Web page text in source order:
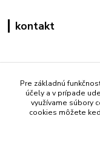
kontakt
+421
(Po - Pia
info@mati.sk
Pre základnú
účely a v prípade
využívame súbory
cookies môžete